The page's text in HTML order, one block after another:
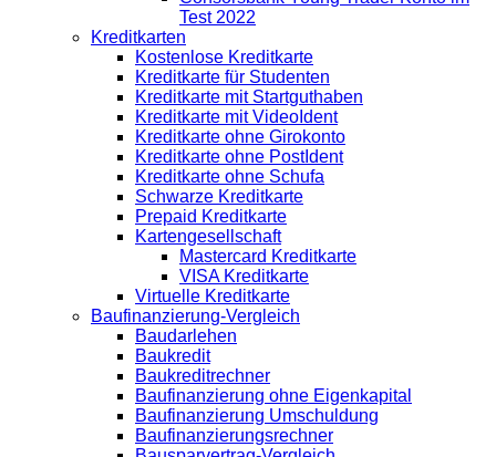
Test 2022
Kreditkarten
Kostenlose Kreditkarte
Kreditkarte für Studenten
Kreditkarte mit Startguthaben
Kreditkarte mit VideoIdent
Kreditkarte ohne Girokonto
Kreditkarte ohne PostIdent
Kreditkarte ohne Schufa
Schwarze Kreditkarte
Prepaid Kreditkarte
Kartengesellschaft
Mastercard Kreditkarte
VISA Kreditkarte
Virtuelle Kreditkarte
Baufinanzierung-Vergleich
Baudarlehen
Baukredit
Baukreditrechner
Baufinanzierung ohne Eigenkapital
Baufinanzierung Umschuldung
Baufinanzierungsrechner